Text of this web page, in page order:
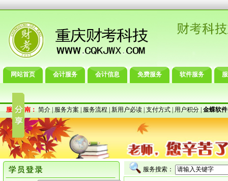
网站首页 会计服务 会计信息 免费服务 软件服务
服务指南： 简介|服务方案|服务流程|新用户必读|支付方式|用户积分|金蝶软件
服务搜索：